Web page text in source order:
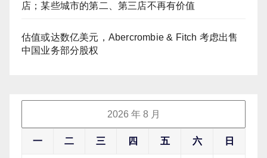
店；某些城市的第二、第三店不再有价值
估值或达数亿美元，Abercrombie & Fitch 考虑出售
中国业务部分股权
2026 年 8 月
一 二 三 四 五 六 日